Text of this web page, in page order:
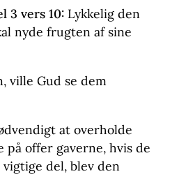
3 vers 10: Lykkelig den
nyde frugten af sine
ville Gud se dem
at overholde
på offer gaverne, hvis de
del, blev den